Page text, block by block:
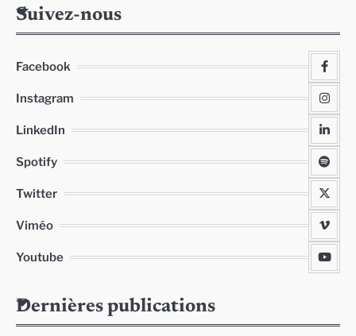
Suivez-nous
Facebook
Instagram
LinkedIn
Spotify
Twitter
Viméo
Youtube
Dernières publications